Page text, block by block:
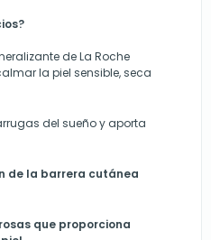
de La Roche
la piel sensible, seca
del sueño y aporta
de la barrera cutánea
que proporciona